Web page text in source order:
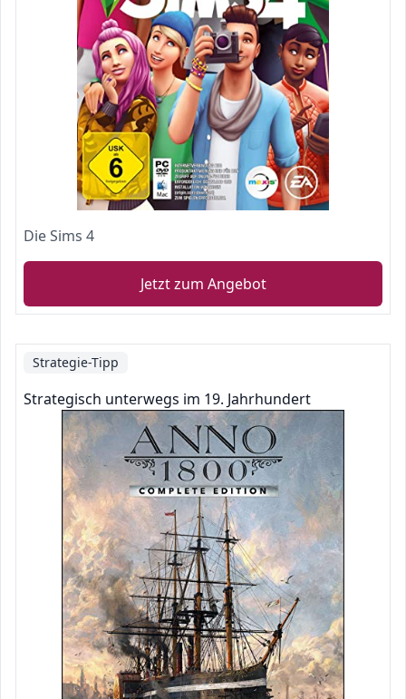
Die Sims 4
Jetzt zum Angebot
Strategie-Tipp
Strategisch unterwegs im 19. Jahrhundert